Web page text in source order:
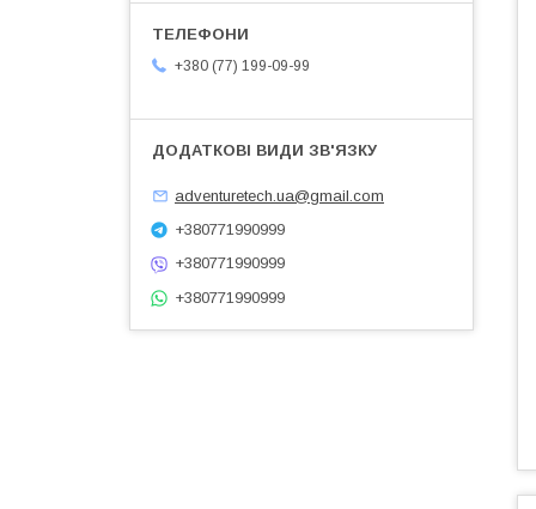
+380 (77) 199-09-99
adventuretech.ua@gmail.com
+380771990999
+380771990999
+380771990999